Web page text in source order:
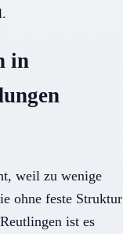
in
weil zu wenige
ohne feste Struktur
ist es